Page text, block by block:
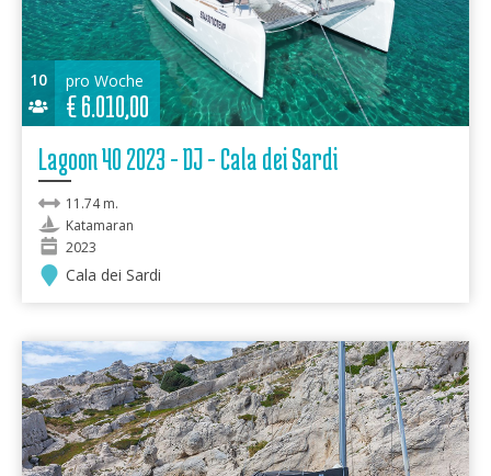
10 pro Woche
€6.010,00
Lagoon 40 2023 - DJ - Cala dei Sardi
11.74 m.
Katamaran
2023
Cala dei Sardi